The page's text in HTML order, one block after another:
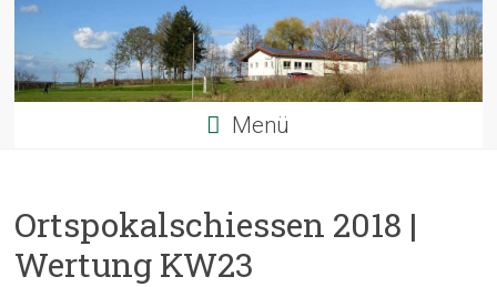
Menü
Ortspokalschiessen 2018 |
Wertung KW23